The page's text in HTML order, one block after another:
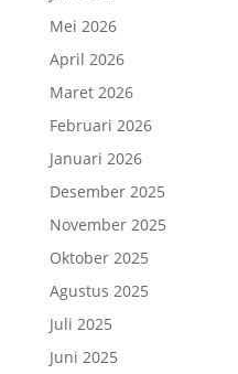
Mei 2026
April 2026
Maret 2026
Februari 2026
Januari 2026
Desember 2025
November 2025
Oktober 2025
Agustus 2025
Juli 2025
Juni 2025